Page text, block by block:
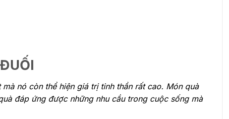
nó còn thể hiện giá trị tinh thần rất cao. Món quà
đáp ứng được những nhu cầu trong cuộc sống mà